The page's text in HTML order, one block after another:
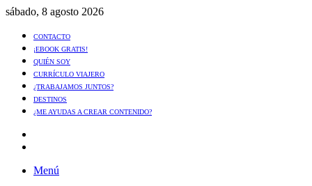
sábado, 8 agosto 2026
CONTACTO
¡EBOOK GRATIS!
QUIÉN SOY
CURRÍCULO VIAJERO
¿TRABAJAMOS JUNTOS?
DESTINOS
¿ME AYUDAS A CREAR CONTENIDO?
Menú